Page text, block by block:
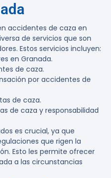
accidentes de caza en
de servicios que son
Estos servicios incluyen:
en Granada.
de caza.
por accidentes de
de caza.
de caza y responsabilidad
es crucial, ya que
que rigen la
Esto les permite ofrecer
a las circunstancias